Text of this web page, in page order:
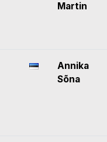
Martin
Annika
Sõna